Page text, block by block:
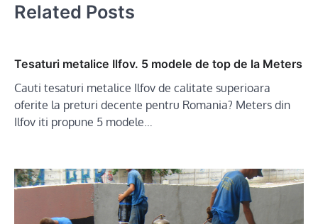
Related Posts
Tesaturi metalice Ilfov. 5 modele de top de la Meters
Cauti tesaturi metalice Ilfov de calitate superioara
oferite la preturi decente pentru Romania? Meters din
Ilfov iti propune 5 modele…